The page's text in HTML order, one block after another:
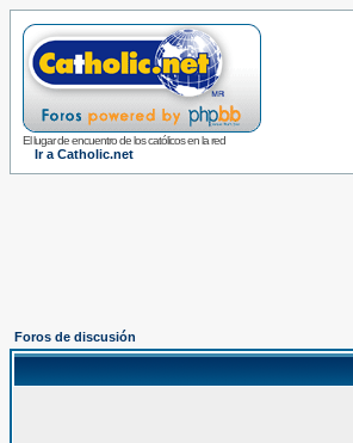
El lugar de encuentro de los católicos en la red
Ir a Catholic.net
Foros de discusión